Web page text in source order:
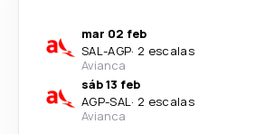
mar 02 feb
SAL-AGP· 2 escalas
Avianca
sáb 13 feb
AGP-SAL· 2 escalas
Avianca